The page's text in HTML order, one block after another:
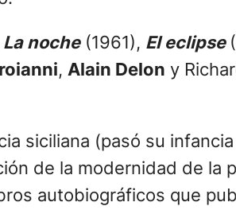
La noche(1961), El eclipse
, Alain Delon y
siciliana (pasó su
de la modernidad de la
autobiográficos que